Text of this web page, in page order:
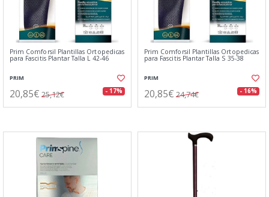
Prim Comforsil Plantillas Ortopedicas
para Fascitis Plantar Talla L 42-46
PRIM
20,85€ 25,12€ - 17%
Prim Comforsil Plantillas Ortopedicas
para Fascitis Plantar Talla S 35-38
PRIM
20,85€ 24,74€ - 16%